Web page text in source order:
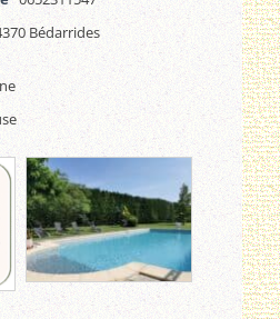
Bédarrides